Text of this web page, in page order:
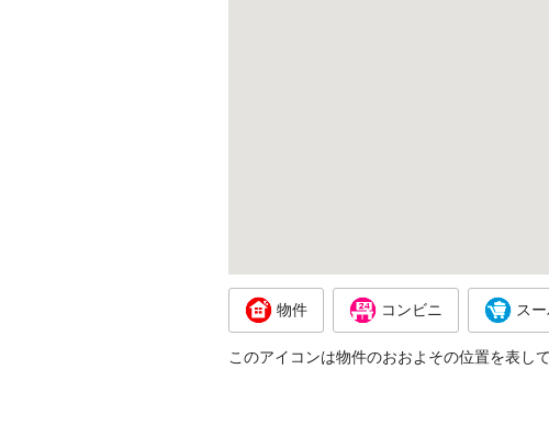
物件 コンビニ ス
このアイコンは物件のおおよその位置を表し